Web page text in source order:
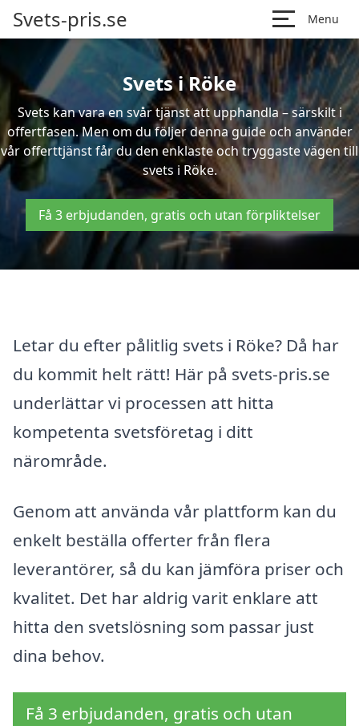
Svets-pris.se Menu
Svets i Röke
Svets kan vara en svår tjänst att upphandla – särskilt i
offertfasen. Men om du följer denna guide och använder
vår offerttjänst får du den enklaste och tryggaste vägen till
svets i Röke.
Få 3 erbjudanden, gratis och utan förpliktelser
Letar du efter pålitlig svets i Röke? Då har
du kommit helt rätt! Här på svets-pris.se
underlättar vi processen att hitta
kompetenta svetsföretag i ditt
närområde.
Genom att använda vår plattform kan du
enkelt beställa offerter från flera
leverantörer, så du kan jämföra priser och
kvalitet. Det har aldrig varit enklare att
hitta den svetslösning som passar just
dina behov.
Få 3 erbjudanden, gratis och utan